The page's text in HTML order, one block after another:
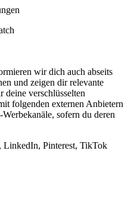
wir dich auch abseits
und zeigen dir relevante
verschlüsselten
folgenden externen Anbietern
sofern du deren
Pinterest, TikTok